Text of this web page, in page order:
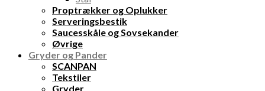
Proptrækker og Oplukker
Serveringsbestik
Saucesskåle og Sovsekander
Øvrige
Gryder og Pander
SCANPAN
Tekstiler
Gryder